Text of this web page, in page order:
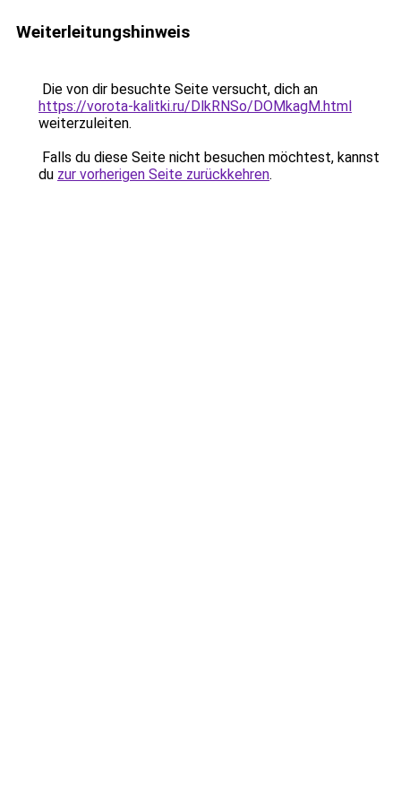
Weiterleitungshinweis
Die von dir besuchte Seite versucht, dich an
https://vorota-kalitki.ru/DlkRNSo/DOMkagM.html
weiterzuleiten.
Falls du diese Seite nicht besuchen möchtest, kannst
du zur vorherigen Seite zurückkehren.